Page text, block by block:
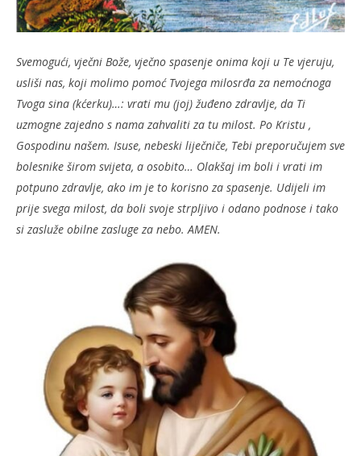
Svemogući, vječni Bože, vječno spasenje onima koji u Te vjeruju,
usliši nas, koji molimo pomoć Tvojega milosrđa za nemoćnoga
Tvoga sina (kćerku)…: vrati mu (joj) žuđeno zdravlje, da Ti
uzmogne zajedno s nama zahvaliti za tu milost. Po Kristu ,
Gospodinu našem. Isuse, nebeski liječniče, Tebi preporučujem sve
bolesnike širom svijeta, a osobito… Olakšaj im boli i vrati im
potpuno zdravlje, ako im je to korisno za spasenje. Udijeli im
prije svega milost, da boli svoje strpljivo i odano podnose i tako
si zasluže obilne zasluge za nebo. AMEN.